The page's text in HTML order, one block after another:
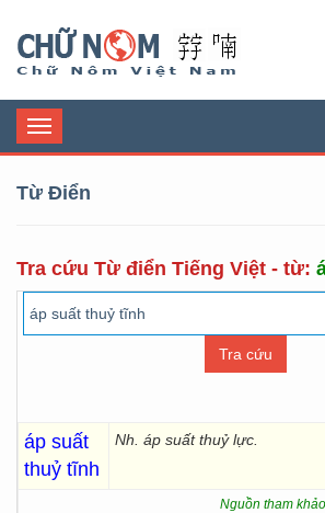
Toggle
navigation
Từ Điển
Tra cứu Từ điển Tiếng Việt - từ:
áp suất
thuỷ tĩnh
Nh. áp suất thuỷ lực.
Nguồn tham